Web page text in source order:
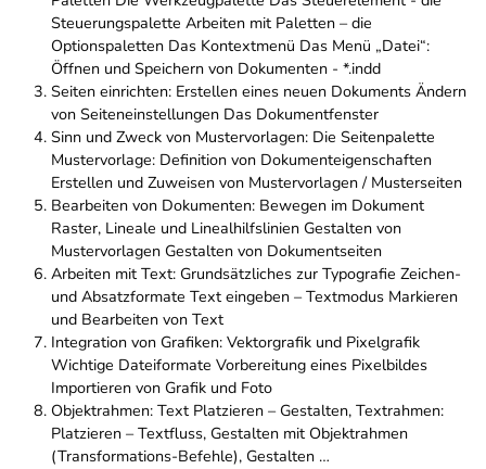
Steuerungspalette Arbeiten mit Paletten – die
Optionspaletten Das Kontextmenü Das Menü „Datei“:
Öffnen und Speichern von Dokumenten - *.indd
Seiten einrichten: Erstellen eines neuen Dokuments Ändern
von Seiteneinstellungen Das Dokumentfenster
Sinn und Zweck von Mustervorlagen: Die Seitenpalette
Mustervorlage: Definition von Dokumenteigenschaften
Erstellen und Zuweisen von Mustervorlagen / Musterseiten
Bearbeiten von Dokumenten: Bewegen im Dokument
Raster, Lineale und Linealhilfslinien Gestalten von
Mustervorlagen Gestalten von Dokumentseiten
Arbeiten mit Text: Grundsätzliches zur Typografie Zeichen-
und Absatzformate Text eingeben – Textmodus Markieren
und Bearbeiten von Text
Integration von Grafiken: Vektorgrafik und Pixelgrafik
Wichtige Dateiformate Vorbereitung eines Pixelbildes
Importieren von Grafik und Foto
Objektrahmen: Text Platzieren – Gestalten, Textrahmen:
Platzieren – Textfluss, Gestalten mit Objektrahmen
(Transformations-Befehle), Gestalten …